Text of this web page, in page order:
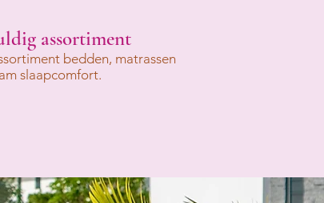
assortiment
bedden, matrassen
slaapcomfort.